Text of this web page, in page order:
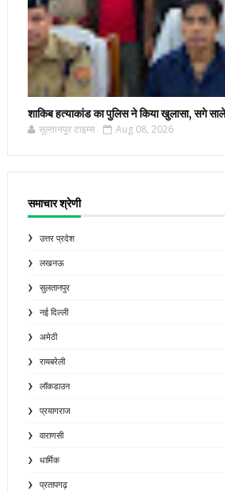
शाकिब हत्याकांड का पुलिस ने किया खुलासा, सगे
सुल्तानपुर टाइम्स Aug 08, 2026
समाचार श्रेणी
उत्तर प्रदेश
लखनऊ
सुलतानपुर
नई दिल्ली
अमेठी
रायबरेली
लॉकडाउन
प्रयागराज
वाराणसी
धार्मिक
प्रतापगढ़